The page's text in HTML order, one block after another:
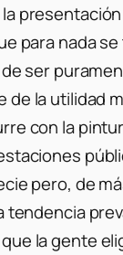
para nada
ser
de la utilidad
con la
pero, de
tendencia
la gente